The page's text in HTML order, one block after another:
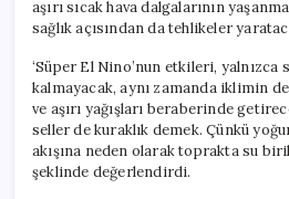
aşırı sıcak hava dalgalarının
sağlık açısından da tehlikeler
‘Süper El Nino’nun etkileri, yalnızca
kalmayacak, aynı zamanda iklimin
ve aşırı yağışları beraberinde
seller de kuraklık demek. Çünkü
akışına neden olarak toprakta su
şeklinde değerlendirdi.